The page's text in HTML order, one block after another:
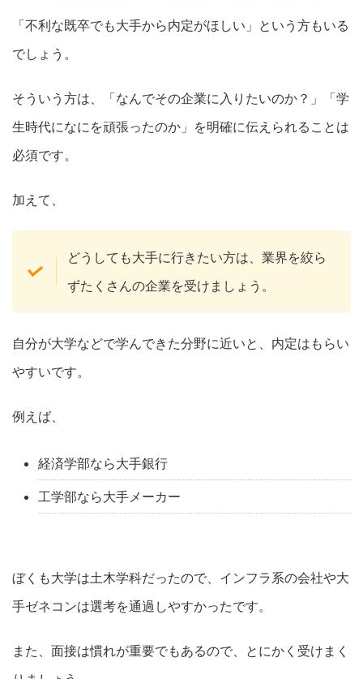
「不利な既卒でも大手から内定がほしい」という方もいる
でしょう。
そういう方は、「なんでその企業に入りたいのか？」「学
生時代になにを頑張ったのか」を明確に伝えられることは
必須です。
加えて、
どうしても大手に行きたい方は、業界を絞ら
ずたくさんの企業を受けましょう。
自分が大学などで学んできた分野に近いと、内定はもらい
やすいです。
例えば、
経済学部なら大手銀行
工学部なら大手メーカー
ぼくも大学は土木学科だったので、インフラ系の会社や大
手ゼネコンは選考を通過しやすかったです。
また、面接は慣れが重要でもあるので、とにかく受けまく